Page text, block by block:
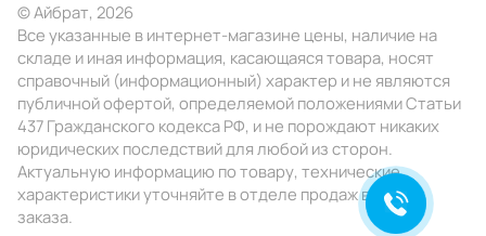
© Айбрат, 2026
Все указанные в интернет-магазине цены, наличие на
складе и иная информация, касающаяся товара, носят
справочный (информационный) характер и не являются
публичной офертой, определяемой положениями Статьи
437 Гражданского кодекса РФ, и не порождают никаких
юридических последствий для любой из сторон.
Актуальную информацию по товару, технические
характеристики уточняйте в отделе продаж в день
заказа.